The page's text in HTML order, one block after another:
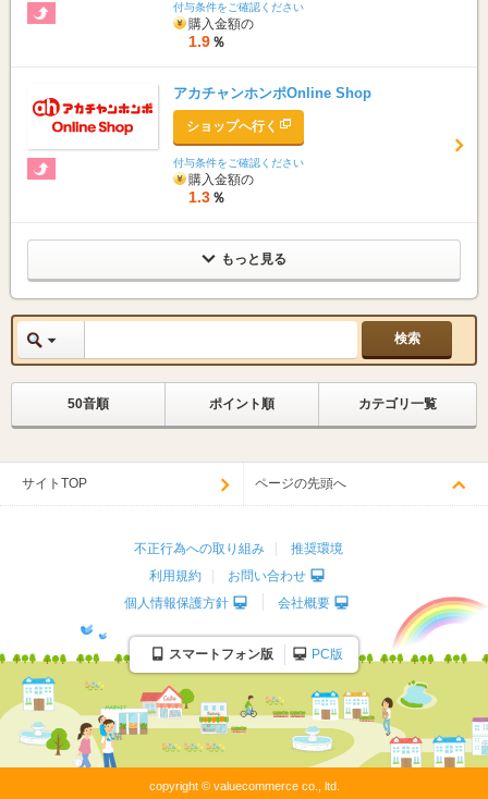
付与条件をご確認ください
購入金額の
1.9 ％
アカチャンホンポOnline Shop
ショップへ行く
付与条件をご確認ください
購入金額の
1.3 ％
もっと見る
50音順 ポイント順 カテゴリ一覧
サイトTOP ページの先頭へ
不正行為への取り組み
推奨環境
利用規約
お問い合わせ
個人情報保護方針
会社概要
スマートフォン版 PC版
copyright © valuecommerce co., ltd.